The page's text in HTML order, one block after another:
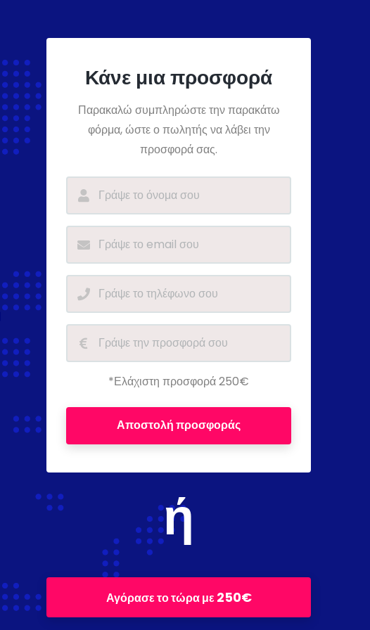
Κάνε μια προσφορά
Παρακαλώ συμπληρώστε την παρακάτω
φόρμα, ώστε ο πωλητής να λάβει την
προσφορά σας.
*Ελάχιστη προσφορά 250€
Αποστολή προσφοράς
ή
Αγόρασε το τώρα με250€